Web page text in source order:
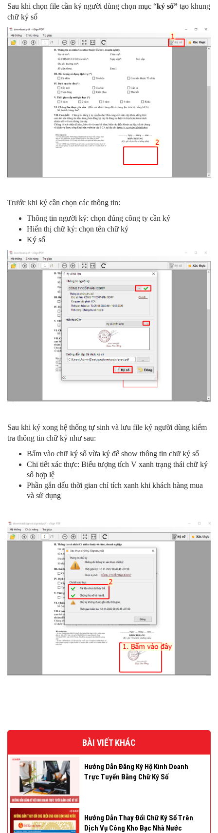
Sau khi chọn file cần ký người dùng chọn mục “ký số” tạo khung
chữ ký số
Trước khi ký cần chọn các thông tin:
Thông tin người ký: chọn đúng công ty cần ký
Hiển thị chữ ký: chọn tên chữ ký
Ký số
Sau khi ký xong hệ thống tự sinh và lưu file ký người dùng kiểm
tra thông tin chữ ký như sau:
Bấm vào chữ ký số vừa ký để show thông tin chữ ký số
Chi tiết xác thực: Biểu tượng tích V xanh trạng thái chữ ký
số hợp lệ
Phần gắn dấu thời gian chỉ tích xanh khi khách hàng mua
và sử dụng
BÀI VIẾT KHÁC
Hướng Dẫn Đăng Ký Hộ Kinh Doanh
Trực Tuyến Bằng Chữ Ký Số
Hướng Dẫn Thay Đổi Chữ Ký Số Trên
Dịch Vụ Công Kho Bạc Nhà Nước